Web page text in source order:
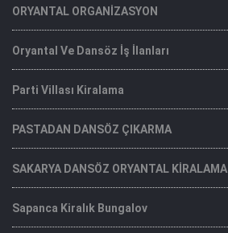
ORYANTAL ORGANİZASYON
Oryantal Ve Dansöz İş İlanları
Parti Villası Kiralama
PASTADAN DANSÖZ ÇIKARMA
SAKARYA DANSÖZ ORYANTAL KİRALAMA
Sapanca Kiralık Bungalov